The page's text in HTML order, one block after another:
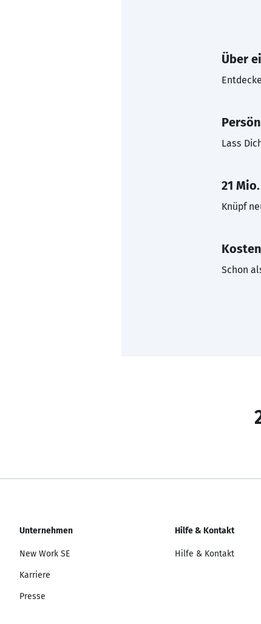
Über
Lass
21
Knüpf
Schon
Unternehmen
New Work SE
Karriere
Presse
Hilfe & Kontakt
Hilfe & Kontakt